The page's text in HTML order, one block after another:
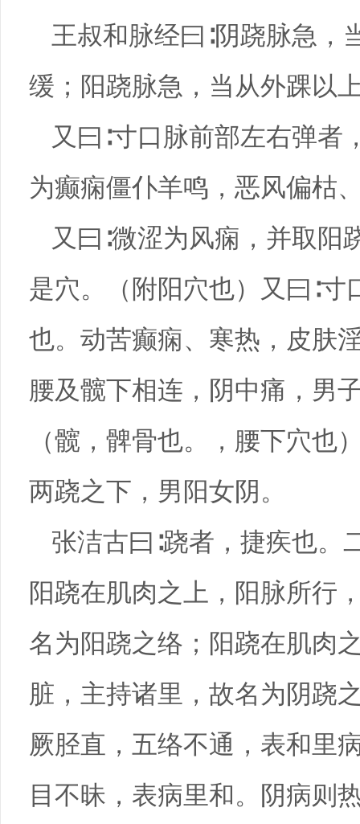
王叔和脉经曰∶阴跷脉急，
缓；阳跷脉急，当从外踝以
又曰∶寸口脉前部左右弹者
为癫痫僵仆羊鸣，恶风偏枯
又曰∶微涩为风痫，并取阳
是穴。（附阳穴也）又曰∶
也。动苦癫痫、寒热，皮肤
腰及髋下相连，阴中痛，男
（髋，髀骨也。，腰下穴也
两跷之下，男阳女阴。
张洁古曰∶跷者，捷疾也。
阳跷在肌肉之上，阳脉所行
名为阳跷之络；阳跷在肌肉
脏，主持诸里，故名为阴跷
厥胫直，五络不通，表和里
目不昧，表病里和。阴病则